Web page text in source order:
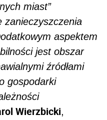
miast”
zanieczyszczenia
aspektem
jest obszar
źródłami
gospodarki
Wierzbicki,